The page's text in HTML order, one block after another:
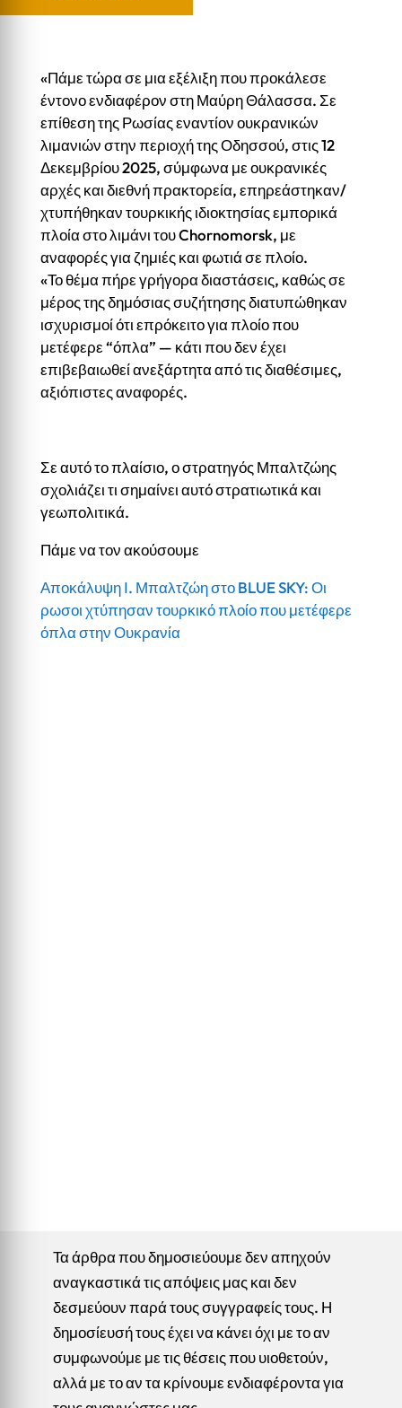
«Πάμε τώρα σε μια εξέλιξη που προκάλεσε
έντονο ενδιαφέρον στη Μαύρη Θάλασσα. Σε
επίθεση της Ρωσίας εναντίον ουκρανικών
λιμανιών στην περιοχή της Οδησσού, στις 12
Δεκεμβρίου 2025, σύμφωνα με ουκρανικές
αρχές και διεθνή πρακτορεία, επηρεάστηκαν/
χτυπήθηκαν τουρκικής ιδιοκτησίας εμπορικά
πλοία στο λιμάνι του Chornomorsk, με
αναφορές για ζημιές και φωτιά σε πλοίο.
«Το θέμα πήρε γρήγορα διαστάσεις, καθώς σε
μέρος της δημόσιας συζήτησης διατυπώθηκαν
ισχυρισμοί ότι επρόκειτο για πλοίο που
μετέφερε “όπλα” — κάτι που δεν έχει
επιβεβαιωθεί ανεξάρτητα από τις διαθέσιμες,
αξιόπιστες αναφορές.
Σε αυτό το πλαίσιο, ο στρατηγός Μπαλτζώης
σχολιάζει τι σημαίνει αυτό στρατιωτικά και
γεωπολιτικά.
Πάμε να τον ακούσουμε
Αποκάλυψη Ι. Μπαλτζώη στο BLUE SKY: Οι
ρωσοι χτύπησαν τουρκικό πλοίο που μετέφερε
όπλα στην Ουκρανία
Τα άρθρα που δημοσιεύουμε δεν απηχούν
αναγκαστικά τις απόψεις μας και δεν
δεσμεύουν παρά τους συγγραφείς τους. Η
δημοσίευσή τους έχει να κάνει όχι με το αν
συμφωνούμε με τις θέσεις που υιοθετούν,
αλλά με το αν τα κρίνουμε ενδιαφέροντα για